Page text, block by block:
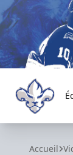
Trois-
Accueil